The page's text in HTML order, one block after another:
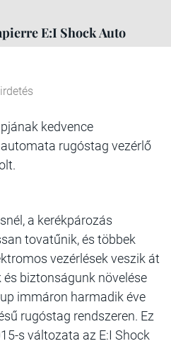
E:I Shock Auto
kedvence
rugóstag vezérlő
a kerékpározás
tovatűnik, és többek
vezérlések veszik át
biztonságunk növelése
immáron harmadik éve
rugóstag rendszeren. Ez
s változata az E:I Shock